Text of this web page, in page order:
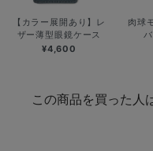
【カラー展開あり】レ
ザー薄型眼鏡ケース
¥4,600
肉球
この商品を買った人